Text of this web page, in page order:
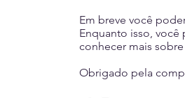
Em breve você
Enquanto isso, você
conhecer mais
Obrigado pela